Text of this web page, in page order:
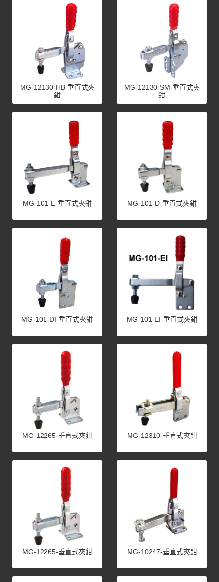
MG-12130-HB-垂直式夾
鉗
MG-12130-SM-垂直式夾
鉗
MG-101-E-垂直式夾鉗 MG-101-D-垂直式夾鉗
MG-101-DI-垂直式夾鉗 MG-101-EI-垂直式夾鉗
MG-12265-垂直式夾鉗 MG-12310-垂直式夾鉗
MG-12265-垂直式夾鉗 MG-10247-垂直式夾鉗